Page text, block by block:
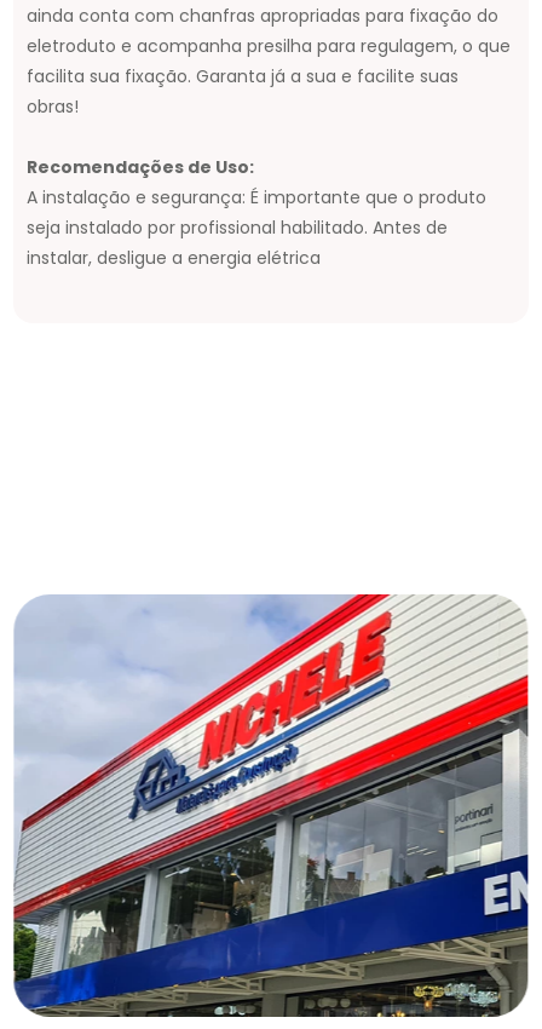
ainda conta com chanfras apropriadas para fixação do
eletroduto e acompanha presilha para regulagem, o que
facilita sua fixação. Garanta já a sua e facilite suas
obras!
Recomendações de Uso:
A instalação e segurança: É importante que o produto
seja instalado por profissional habilitado. Antes de
instalar, desligue a energia elétrica